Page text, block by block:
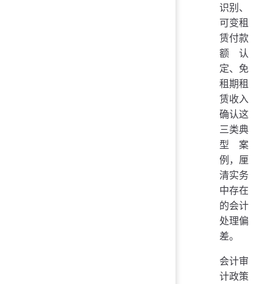
识别、
可变租
赁付款
额认
定、免
租期租
赁收入
确认这
三类典
型案
例，厘
清实务
中存在
的会计
处理偏
差。
会计审
计政策